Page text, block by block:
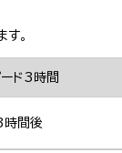
。
ド3時間
間後